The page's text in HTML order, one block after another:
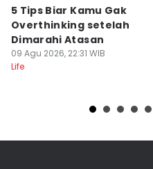
5 Tips Biar Kamu Gak
Overthinking setelah
Dimarahi Atasan
09 Agu 2026, 22:31 WIB
Life